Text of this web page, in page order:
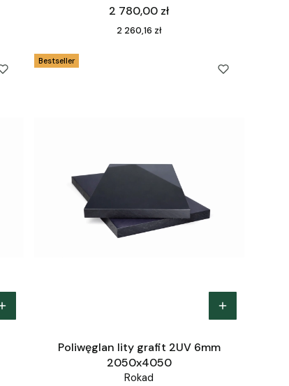
Cena
2 780,00 zł
Cena
2 260,16 zł
Bestseller
Poliwęglan lity grafit 2UV 6mm
2050x4050
Rokad